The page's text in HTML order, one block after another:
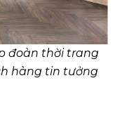
đoàn thời trang
hàng tin tưởng